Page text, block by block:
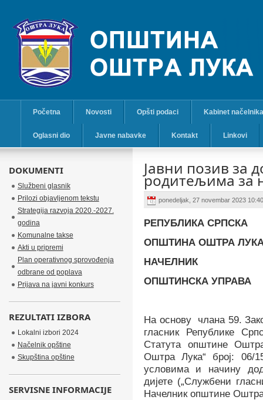
Početna Novosti Opšti podaci Kabinet načelnika
Oglasni dio Javne nabavke Kontakt Linkovi
Јавни позив за
родитељима за
ponedeljak, 27 novembar 2023
РЕПУБЛИКА СРПСКА
ОПШТИНА ОШТРА
НАЧЕЛНИК
ОПШТИНСКА УПРАВА
На основу члана 59.
гласник Републике
Статута општине
Оштра Лука“ број: 06/
условима и начину
дијете („Службени
Начелник општине
DOKUMENTI
Službeni glasnik
Prilozi objavljenom tekstu
Strategija razvoja 2020.-2027.
godina
Komunalne takse
Akti u pripremi
Plan operativnog sprovođenja
odbrane od poplava
Prijava na javni konkurs
REZULTATI IZBORA
Lokalni izbori 2024
Načelnik opštine
Skupština opštine
SERVISNE INFORMACIJE